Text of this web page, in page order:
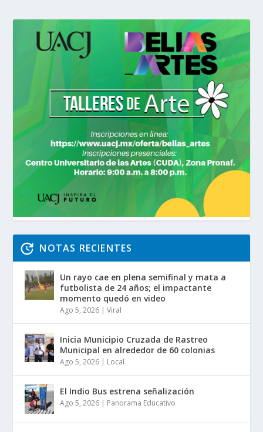
NOTAS RECIENTES
Un rayo cae en plena semifinal y mata a
futbolista de 24 años; el impactante
momento quedó en video
Ago 5, 2026 |Viral
Inicia Municipio Cruzada de Rastreo
Municipal en alrededor de 60 colonias
Ago 5, 2026 | Local
El Indio Bus estrena señalización
Ago 5, 2026 | Panorama Educativo